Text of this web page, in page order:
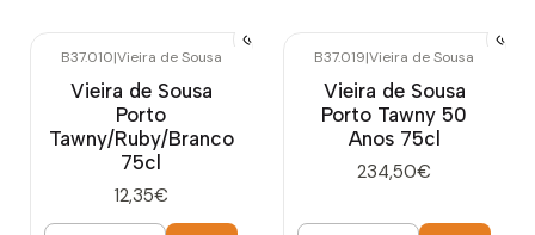
B37.010|Vieira de Sousa
Vieira de Sousa
Porto
Tawny/Ruby/Branco
75cl
12,35€
B37.019|Vieira de Sousa
Vieira de Sousa
Porto Tawny 50
Anos 75cl
234,50€